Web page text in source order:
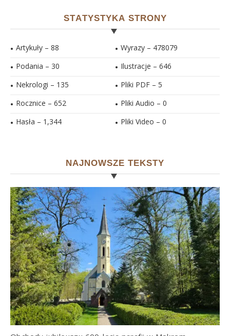
STATYSTYKA STRONY
Artykuły – 88
Podania – 30
Nekrologi – 135
Rocznice – 652
Hasła – 1,344
Wyrazy – 478079
Ilustracje – 646
Pliki PDF – 5
Pliki Audio – 0
Pliki Video – 0
NAJNOWSZE TEKSTY